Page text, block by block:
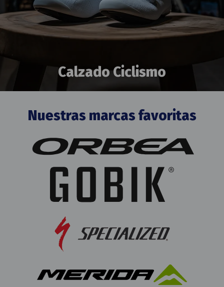
Calzado Ciclismo
Nuestras marcas favoritas